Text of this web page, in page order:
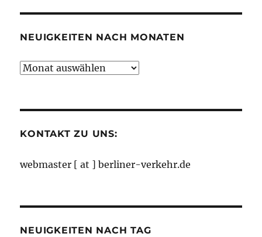
NEUIGKEITEN NACH MONATEN
Neuigkeiten
KONTAKT ZU UNS:
webmaster [ at ] berliner-verkehr.de
NEUIGKEITEN NACH TAG